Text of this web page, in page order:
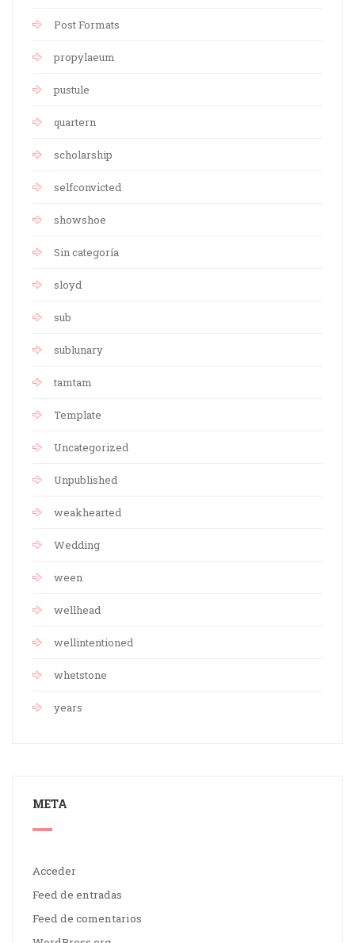
Post Formats
propylaeum
pustule
quartern
scholarship
selfconvicted
showshoe
Sin categoría
sloyd
sub
sublunary
tamtam
Template
Uncategorized
Unpublished
weakhearted
Wedding
ween
wellhead
wellintentioned
whetstone
years
META
Acceder
Feed de entradas
Feed de comentarios